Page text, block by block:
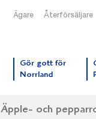
Ägare Återförsäljare
Gör gott för
Norrland
Äpple- och